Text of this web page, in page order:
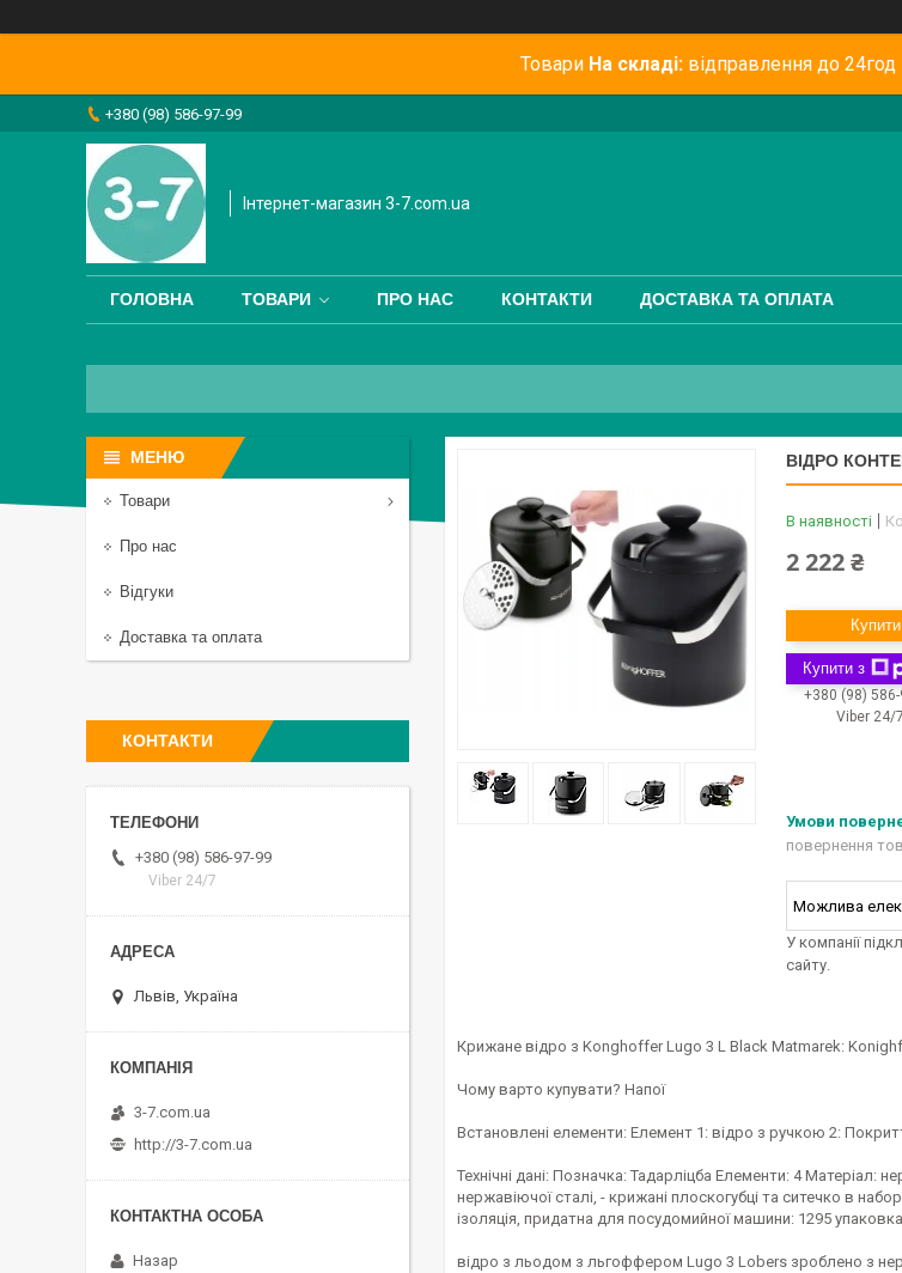
Товари На складі: відправлення до 24год
+380 (98) 586-97-99
Інтернет-магазин 3-7.com.ua
ГОЛОВНА ТОВАРИ ПРО НАС КОНТАКТИ ДОСТАВКА ТА ОПЛАТА
ВІДРО
В наявності
2 222 ₴
Купити
Купити з
+380 (98) 586-
Viber 24/7
повернення
У компанії
сайту.
Крижане відро з Konghoffer Lugo 3 L Black Matmarek:
Чому варто купувати? Напої
Встановлені елементи: Елемент 1: відро з ручкою 2:
Технічні дані: Позначка: Тадарліцба Елементи: 4
нержавіючої сталі, - крижані плоскогубці та ситечко в
ізоляція, придатна для посудомийної машини: 1295
відро з льодом з льгоффером Lugo 3 Lobers зроблено з
Товари
Про нас
Відгуки
Доставка та оплата
КОНТАКТИ
+380 (98) 586-97-99
Viber 24/7
Львів, Україна
3-7.com.ua
http://3-7.com.ua
Назар